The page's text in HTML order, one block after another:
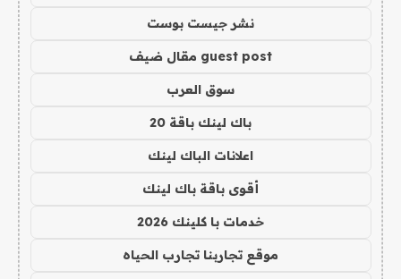
نشر جيست بوست
guest post مقال ضيف
سوق العرب
باك لينك باقة 20
اعلانات الباك لينك
أقوى باقة باك لينك
خدمات با كلينك 2026
موقع تجاربنا تجارب الحياه